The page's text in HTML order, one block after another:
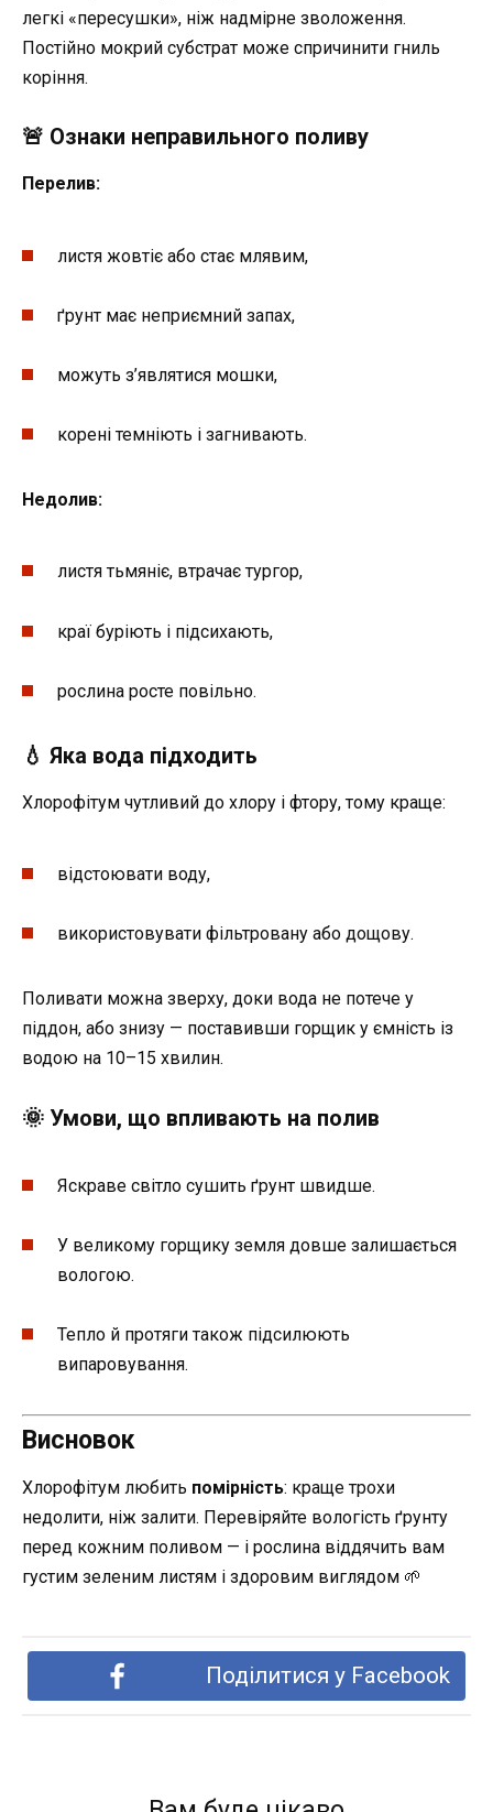
легкі «пересушки», ніж надмірне зволоження.
Постійно мокрий субстрат може спричинити гниль
коріння.
🚨 Ознаки неправильного поливу
Перелив:
листя жовтіє або стає млявим,
ґрунт має неприємний запах,
можуть з’являтися мошки,
корені темніють і загнивають.
Недолив:
листя тьмяніє, втрачає тургор,
краї буріють і підсихають,
рослина росте повільно.
💧 Яка вода підходить
Хлорофітум чутливий до хлору і фтору, тому краще:
відстоювати воду,
використовувати фільтровану або дощову.
Поливати можна зверху, доки вода не потече у
піддон, або знизу — поставивши горщик у ємність із
водою на 10–15 хвилин.
🌞 Умови, що впливають на полив
Яскраве світло сушить ґрунт швидше.
У великому горщику земля довше залишається
вологою.
Тепло й протяги також підсилюють
випаровування.
Висновок
Хлорофітум любить помірність: краще трохи
недолити, ніж залити. Перевіряйте вологість ґрунту
перед кожним поливом — і рослина віддячить вам
густим зеленим листям і здоровим виглядом 🌱
Поділитися у Facebook